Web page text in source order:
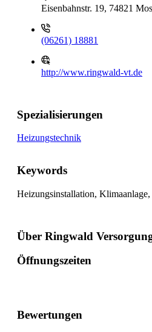
Eisenbahnstr. 19, 74821
(06261) 18881
http://www.ringwald-vt.de
Spezialisierungen
Heizungstechnik
Keywords
Heizungsinstallation,
Über Ringwald
Öffnungszeiten
Bewertungen